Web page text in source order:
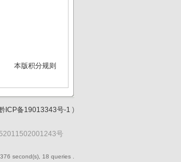
本版积分规则
ICP备19013343号-1 )
号
second(s), 18 queries .